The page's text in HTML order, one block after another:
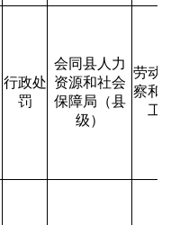
行政处
罚
会同县人力
资源和社会
保障局（县
级）
劳动
察和
工